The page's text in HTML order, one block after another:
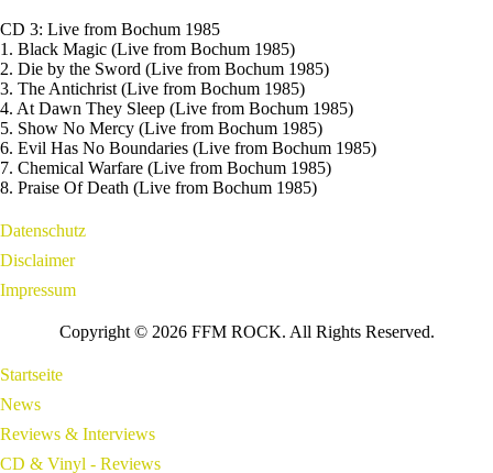
CD 3: Live from Bochum 1985
1. Black Magic (Live from Bochum 1985)
2. Die by the Sword (Live from Bochum 1985)
3. The Antichrist (Live from Bochum 1985)
4. At Dawn They Sleep (Live from Bochum 1985)
5. Show No Mercy (Live from Bochum 1985)
6. Evil Has No Boundaries (Live from Bochum 1985)
7. Chemical Warfare (Live from Bochum 1985)
8. Praise Of Death (Live from Bochum 1985)
Datenschutz
Disclaimer
Impressum
Copyright © 2026 FFM ROCK. All Rights Reserved.
Startseite
News
Reviews & Interviews
CD & Vinyl - Reviews